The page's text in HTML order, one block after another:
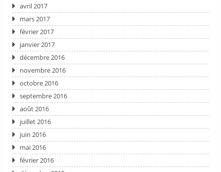
avril 2017
mars 2017
février 2017
janvier 2017
décembre 2016
novembre 2016
octobre 2016
septembre 2016
août 2016
juillet 2016
juin 2016
mai 2016
février 2016